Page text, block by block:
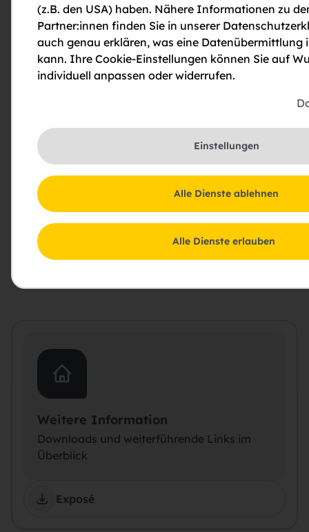
Grumbiglgasse 6+8,
Reichersdorf - Wohnen mit
Charme in ruhiger Lage
Weitere Information
Downloads und weiterführende Links im
Überblick
Exposé
(z.B. den USA) haben. Nähere Informationen zu
Partner:innen finden Sie in unserer
auch genau erklären, was eine Datenübermittlung
kann. Ihre Cookie-Einstellungen können Sie auf
individuell anpassen oder widerrufen.
Einstellungen
Alle Dienste ablehnen
Alle Dienste erlauben